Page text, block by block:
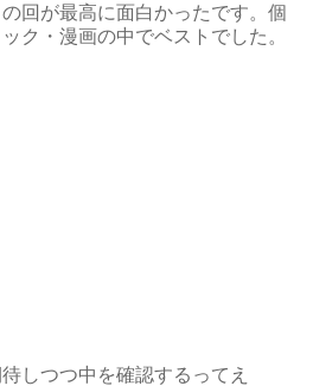
回が最高に面白かったです。個
ク・漫画の中でベストでした。
しつつ中を確認するってえ